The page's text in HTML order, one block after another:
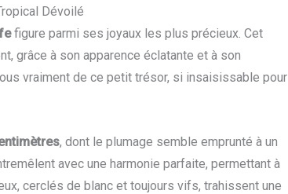
Dévoilé
figure parmi ses joyaux les plus précieux. Cet
grâce à son apparence éclatante et à son
vraiment de ce petit trésor, si insaisissable pour
, dont le plumage semble emprunté à un
avec une harmonie parfaite, permettant à
cerclés de blanc et toujours vifs, trahissent une